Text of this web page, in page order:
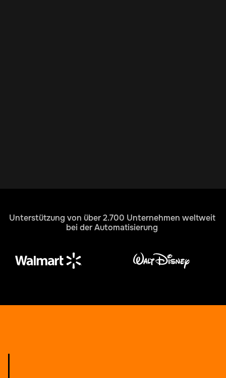
Unterstützung von über 2.700 Unternehmen weltweit
bei der Automatisierung